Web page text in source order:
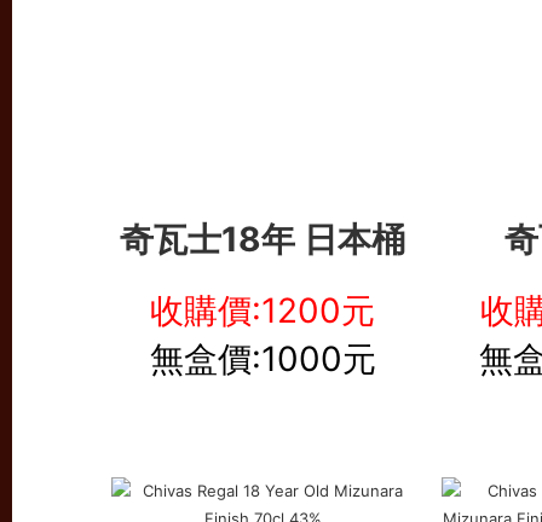
奇瓦士18年 日本桶
收購價:1200元
無盒價:1000元
收
無